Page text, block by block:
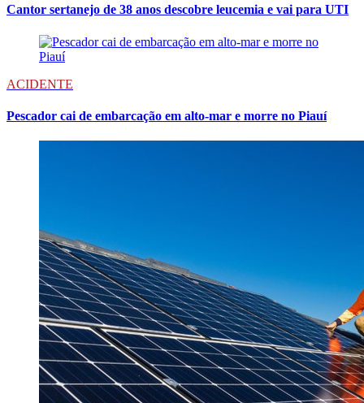
Cantor sertanejo de 38 anos descobre leucemia e vai para UTI
ACIDENTE
Pescador cai de embarcação em alto-mar e morre no Piauí